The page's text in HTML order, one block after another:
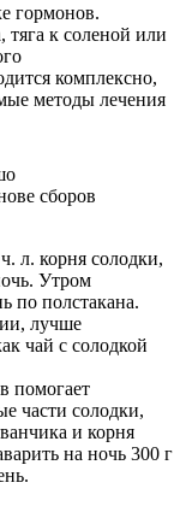
гормонов.
к соленой или
комплексно,
методы лечения
сборов
л. корня солодки,
Утром
по полстакана.
лучше
чай с солодкой
помогает
части солодки,
и корня
на ночь 300 г